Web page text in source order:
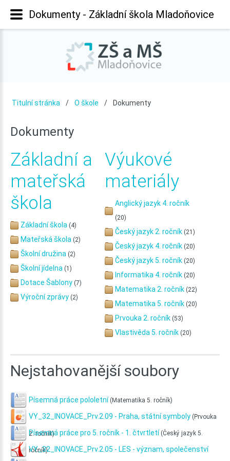
Titulní stránka O škole Dokumenty
Dokumenty
Základní a
mateřská
škola
Základní škola (4)
Mateřská škola (2)
Školní družina (2)
Školní jídelna (1)
Dotace Šablony (7)
Výroční zprávy (2)
Výukové
materiály
Anglický jazyk 4. ročník
(20)
Český jazyk 2. ročník (21)
Český jazyk 4. ročník (20)
Český jazyk 5. ročník (20)
Informatika 4. ročník (20)
Matematika 2. ročník (22)
Matematika 5. ročník (20)
Prvouka 2. ročník (53)
Vlastivěda 5. ročník (20)
Nejstahovanější soubory
Písemná práce pololetní (Matematika 5. ročník)
VY_32_INOVACE_Prv.2.09 - Praha, státní symboly (Prvouka
2. ročník)
Písemná práce pro 5. ročník - 1. čtvrtletí (Český jazyk 5.
ročník)
VY_32_INOVACE_Prv.2.05 - LES - význam, společenství
Dokumenty - Základní škola Mladoňovice